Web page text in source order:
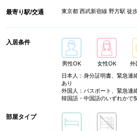
最寄り駅/交通 東京都 西武新宿線 野方駅 徒
入居条件
男性OK 女性OK
外
日本人：身分証明書、緊急連
あり
外国人：パスポート、緊急連
韓国語・中国語のいずれかで
部屋タイプ